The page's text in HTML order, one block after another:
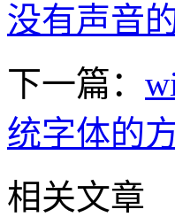
没有声音
下一篇：
统字体的
相关文章